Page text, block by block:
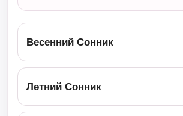
Весенний Сонник
Летний Сонник